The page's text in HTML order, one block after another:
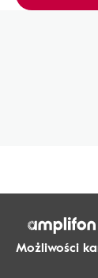
Możliwości